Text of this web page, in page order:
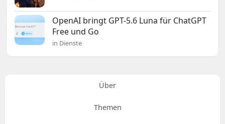
OpenAI bringt GPT-5.6 Luna für ChatGPT
Free und Go
in Dienste
Über
Themen